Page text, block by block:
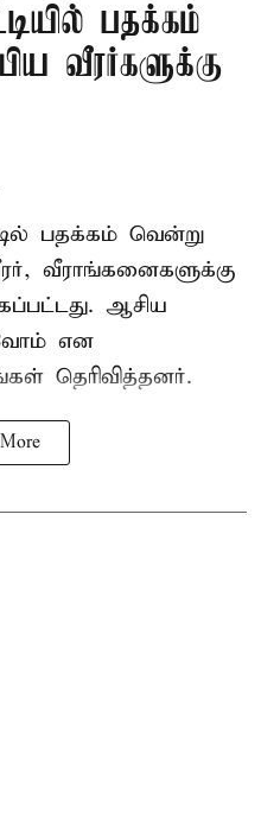
பதக்கம்
வீரர்களுக்கு
பதக்கம் வென்று
வீராங்கனைகளுக்கு
ஆசிய
என
தெரிவித்தனர்.